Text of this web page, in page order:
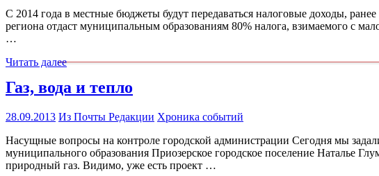
С 2014 года в местные бюджеты будут передаваться налоговые доходы,
региона отдаст муниципальным образованиям 80% налога, взимаемого с
…
Читать далее
Газ, вода и тепло
28.09.2013 Из Почты Редакции Хроника событий
Насущные вопросы на контроле городской администрации Сегодня мы
муниципального образования Приозерское городское поселение Наталье
природный газ. Видимо, уже есть проект …